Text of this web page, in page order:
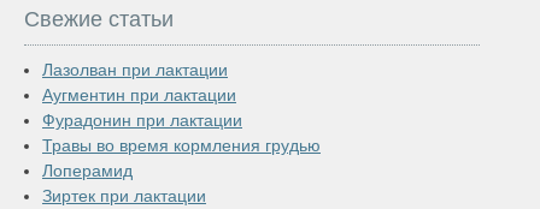
Свежие статьи
Лазолван при лактации
Аугментин при лактации
Фурадонин при лактации
Травы во время кормления грудью
Лоперамид
Зиртек при лактации